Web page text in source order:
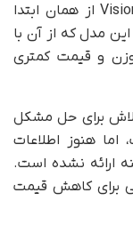
شایعات درباره نسخه‌ای اقتصادی از Vision Pro از همان ابتدا
مدل که از آن با
و قیمت کمتری
برای حل مشکل
هنوز اطلاعات
ارائه نشده است.
برای کاهش قیمت